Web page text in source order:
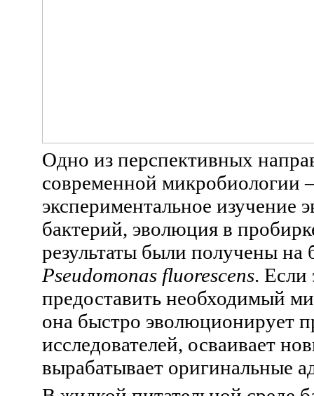
Одно из перспективных
современной микробиологии
экспериментальное изучение
бактерий, эволюция в
результаты были получены на
Pseudomonas fluorescens. Если
предоставить необходимый
она быстро эволюционирует
исследователей, осваивает
вырабатывает оригинальные